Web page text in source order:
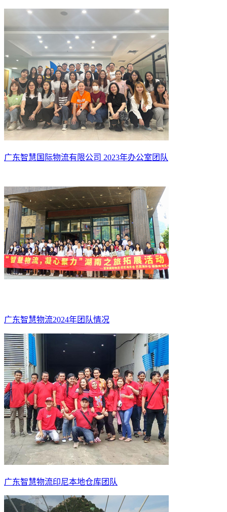
广东智慧国际物流有限公司 2023年办公室团队
广东智慧物流2024年团队情况
广东智慧物流印尼本地仓库团队